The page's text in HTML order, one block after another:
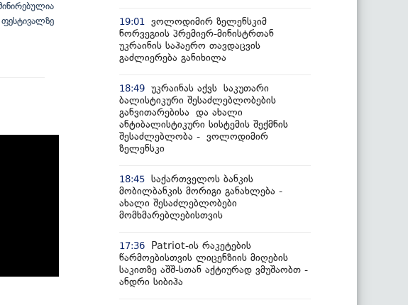
19:01
ვოლოდიმირ ზელენსკიმ
ნორვეგიის პრემიერ-მინისტრთან
უკრაინის საჰაერო თავდაცვის
გაძლიერება განიხილა
18:49 უკრაინას აქვს საკუთარი
ბალისტიკური შესაძლებლობების
განვითარებისა და ახალი
ანტიბალისტიკური სისტემის შექმნის
შესაძლებლობა - ვოლოდიმირ
ზელენსკი
18:45 საქართველოს ბანკის
მობილბანკის მორიგი განახლება -
ახალი შესაძლებლობები
მომხმარებლებისთვის
17:36
Patriot-ის რაკეტების
წარმოებისთვის ლიცენზიის მიღების
საკითზე აშშ-სთან აქტიურად ვმუშაობთ -
ანდრი სიბიჰა